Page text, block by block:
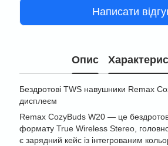
Написати
Опис
Бездротові TWS навушники Remax
дисплеєм
Remax CozyBuds W20 — це
формату True Wireless Stereo,
є зарядний кейс із інтегрованим